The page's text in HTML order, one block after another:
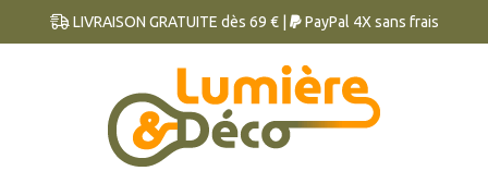
LIVRAISON GRATUITE dès 69 € | PayPal 4X sans frais